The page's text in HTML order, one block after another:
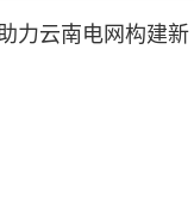
力云南电网构建新